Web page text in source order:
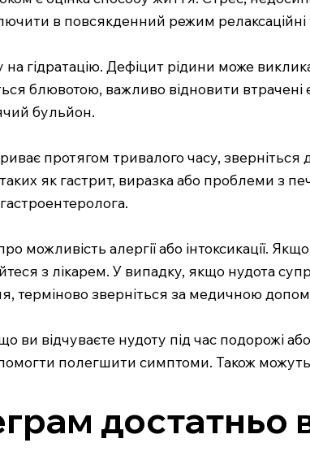
в повсякденний режим релаксаційні
на гідратацію. Дефіцит рідини може
блювотою, важливо відновити втрачені
бульйон.
протягом тривалого часу,
як гастрит, виразка або проблеми з
можливість алергії або інтоксикації.
з лікарем. У випадку, якщо нудота
терміново зверніться за медичною
ви відчуваєте нудоту під час подорожі
полегшити симптоми. Також можуть
достатньо